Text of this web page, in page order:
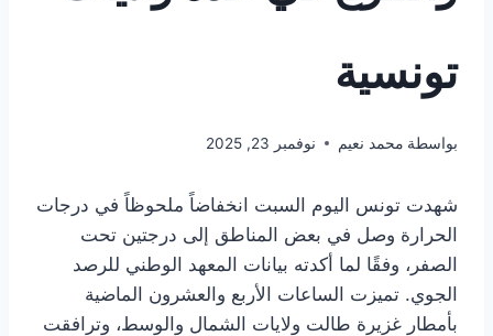
تونسية
بواسطة محمد نعيم نوفمبر 23, 2025
شهدت تونس اليوم السبت انخفاضاً ملحوظاً في درجات
الحرارة وصل في بعض المناطق إلى درجتين تحت
الصفر، وفقًا لما أكدته بيانات المعهد الوطني للرصد
الجوي. تميزت الساعات الأربع والعشرون الماضية
بأمطار غزيرة طالت ولايات الشمال والوسط، وترافقت